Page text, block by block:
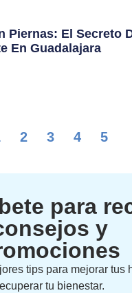
Piernas: El Secreto
En Guadalajara
2 3 4 5
para
y
tips para mejorar tus
tu bienestar.